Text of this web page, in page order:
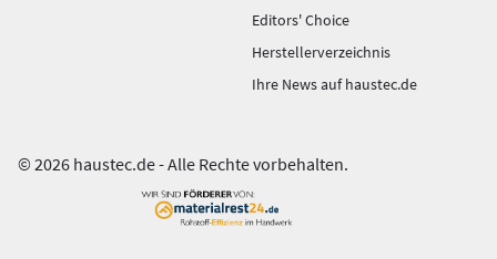
Editors' Choice
Herstellerverzeichnis
Ihre News auf haustec.de
© 2026 haustec.de - Alle Rechte vorbehalten.